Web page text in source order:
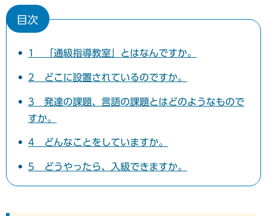
目次
1 「通級指導教室」とはなんですか。
2 どこに設置されているのですか。
3 発達の課題、言語の課題とはどのようなもので
すか。
4 どんなことをしていますか。
5 どうやったら、入級できますか。